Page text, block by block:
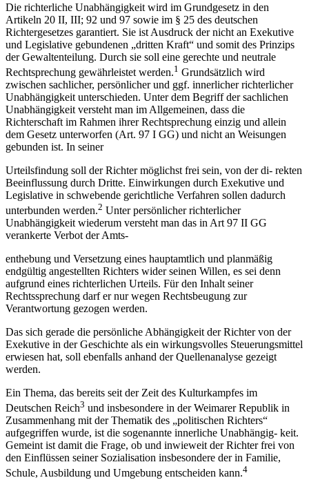
Die richterliche Unabhängigkeit wird im Grundgesetz in den
Artikeln 20 II, III; 92 und 97 sowie im § 25 des deutschen
Richtergesetzes garantiert. Sie ist Ausdruck der nicht an Exekutive
und Legislative gebundenen „dritten Kraft“ und somit des Prinzips
der Gewaltenteilung. Durch sie soll eine gerechte und neutrale
Rechtsprechung gewährleistet werden.1 Grundsätzlich wird
zwischen sachlicher, persönlicher und ggf. innerlicher richterlicher
Unabhängigkeit unterschieden. Unter dem Begriff der sachlichen
Unabhängigkeit versteht man im Allgemeinen, dass die
Richterschaft im Rahmen ihrer Rechtsprechung einzig und allein
dem Gesetz unterworfen (Art. 97 I GG) und nicht an Weisungen
gebunden ist. In seiner
Urteilsfindung soll der Richter möglichst frei sein, von der di- rekten
Beeinflussung durch Dritte. Einwirkungen durch Exekutive und
Legislative in schwebende gerichtliche Verfahren sollen dadurch
unterbunden werden.2 Unter persönlicher richterlicher
Unabhängigkeit wiederum versteht man das in Art 97 II GG
verankerte Verbot der Amts-
enthebung und Versetzung eines hauptamtlich und planmäßig
endgültig angestellten Richters wider seinen Willen, es sei denn
aufgrund eines richterlichen Urteils. Für den Inhalt seiner
Rechtssprechung darf er nur wegen Rechtsbeugung zur
Verantwortung gezogen werden.
Das sich gerade die persönliche Abhängigkeit der Richter von der
Exekutive in der Geschichte als ein wirkungsvolles Steuerungsmittel
erwiesen hat, soll ebenfalls anhand der Quellenanalyse gezeigt
werden.
Ein Thema, das bereits seit der Zeit des Kulturkampfes im
Deutschen Reich3 und insbesondere in der Weimarer Republik in
Zusammenhang mit der Thematik des „politischen Richters“
aufgegriffen wurde, ist die sogenannte innerliche Unabhängig- keit.
Gemeint ist damit die Frage, ob und inwieweit der Richter frei von
den Einflüssen seiner Sozialisation insbesondere der in Familie,
Schule, Ausbildung und Umgebung entscheiden kann.4